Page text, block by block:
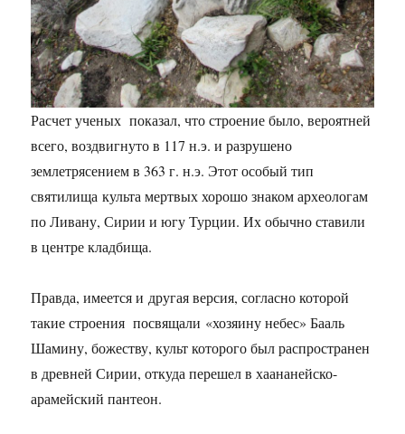
Расчет ученых показал, что строение было, вероятней
всего, воздвигнуто в 117 н.э. и разрушено
землетрясением в 363 г. н.э. Этот особый тип
святилища культа мертвых хорошо знаком археологам
по Ливану, Сирии и югу Турции. Их обычно ставили
в центре кладбища.
Правда, имеется и другая версия, согласно которой
такие строения посвящали «хозяину небес» Бааль
Шамину, божеству, культ которого был распространен
в древней Сирии, откуда перешел в хаананейско-
арамейский пантеон.